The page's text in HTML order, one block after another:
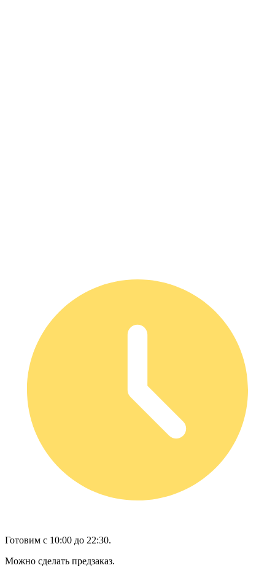
Готовим с 10:00 до 22:30.
Можно сделать предзаказ.